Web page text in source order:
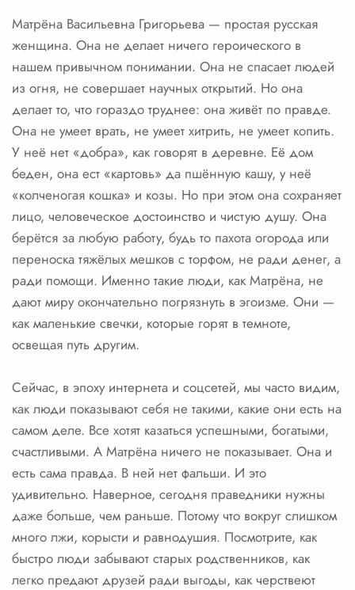
Матрёна Васильевна Григорьева — простая русская
женщина. Она не делает ничего героического в
нашем привычном понимании. Она не спасает людей
из огня, не совершает научных открытий. Но она
делает то, что гораздо труднее: она живёт по правде.
Она не умеет врать, не умеет хитрить, не умеет копить.
У неё нет «добра», как говорят в деревне. Её дом
беден, она ест «картовь» да пшённую кашу, у неё
«колченогая кошка» и козы. Но при этом она сохраняет
лицо, человеческое достоинство и чистую душу. Она
берётся за любую работу, будь то пахота огорода или
переноска тяжёлых мешков с торфом, не ради денег, а
ради помощи. Именно такие люди, как Матрёна, не
дают миру окончательно погрязнуть в эгоизме. Они —
как маленькие свечки, которые горят в темноте,
освещая путь другим.
Сейчас, в эпоху интернета и соцсетей, мы часто видим,
как люди показывают себя не такими, какие они есть на
самом деле. Все хотят казаться успешными, богатыми,
счастливыми. А Матрёна ничего не показывает. Она и
есть сама правда. В ней нет фальши. И это
удивительно. Наверное, сегодня праведники нужны
даже больше, чем раньше. Потому что вокруг слишком
много лжи, корысти и равнодушия. Посмотрите, как
быстро люди забывают старых родственников, как
легко предают друзей ради выгоды, как черствеют